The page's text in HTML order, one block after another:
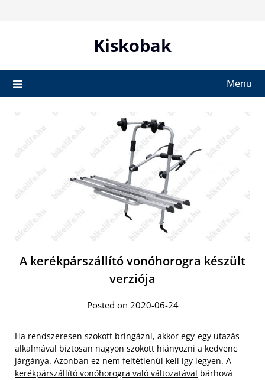
Kiskobak
Menu
A kerékpárszállító vonóhorogra készült
verziója
Posted on 2020-06-24
Ha rendszeresen szokott bringázni, akkor egy-egy utazás
alkalmával biztosan nagyon szokott hiányozni a kedvenc
járgánya. Azonban ez nem feltétlenül kell így legyen. A
kerékpárszállító vonóhorogra való változatával bárhová